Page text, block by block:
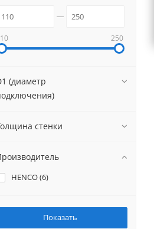
250
(диаметр
стенки
HENCO (6)